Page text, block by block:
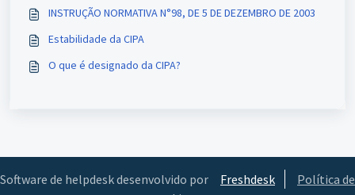
INSTRUÇÃO NORMATIVA N°98, DE 5 DE DEZEMBRO DE 2003
Estabilidade da CIPA
O que é designado da CIPA?
Software de helpdesk desenvolvido por Freshdesk
Política de